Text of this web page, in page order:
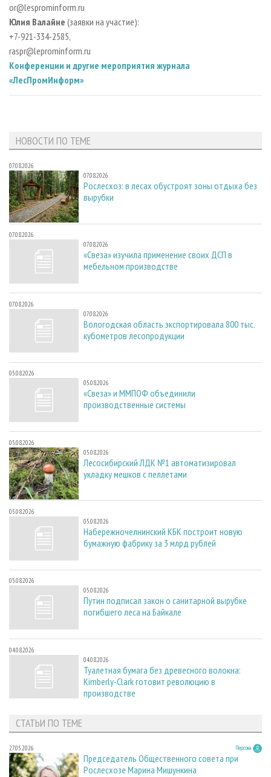
or@lesprominform.ru
Юлия Валайне (заявки на участие):
+7-921-334-2585,
raspr@leprominform.ru
Конференции и другие мероприятия журнала
«ЛесПромИнформ»
НОВОСТИ ПО ТЕМЕ
07.08.2026
07.08.2026
Рослесхоз: в лесах обустроят зоны отдыха без
вырубки
07.08.2026
07.08.2026
«Свеза» изучила применение своих ДСП в
мебельном производстве
07.08.2026
07.08.2026
Вологодская область экспортировала 800 тыс.
кубометров лесопродукции
05.08.2026
05.08.2026
«Свеза» и ММПОФ объединили
производственные системы
05.08.2026
05.08.2026
Лесосибирский ЛДК №1 автоматизировал
укладку мешков с пеллетами
05.08.2026
05.08.2026
Набережночелнинский КБК построит новую
бумажную фабрику за 3 млрд рублей
05.08.2026
05.08.2026
Путин подписал закон о санитарной вырубке
погибшего леса на Байкале
04.08.2026
04.08.2026
Туалетная бумага без древесного волокна:
Kimberly-Clark готовит революцию в
производстве
СТАТЬИ ПО ТЕМЕ
27.05.2026 Персона
Председатель Общественного совета при
Рослесхозе Марина Мишункина